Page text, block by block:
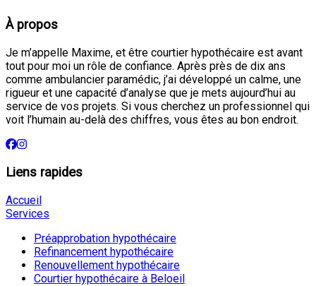
À propos
Je m’appelle Maxime, et être courtier hypothécaire est avant
tout pour moi un rôle de confiance. Après près de dix ans
comme ambulancier paramédic, j’ai développé un calme, une
rigueur et une capacité d’analyse que je mets aujourd’hui au
service de vos projets. Si vous cherchez un professionnel qui
voit l’humain au-delà des chiffres, vous êtes au bon endroit.
Liens rapides
Accueil
Services
Préapprobation hypothécaire
Refinancement hypothécaire
Renouvellement hypothécaire
Courtier hypothécaire à Beloeil